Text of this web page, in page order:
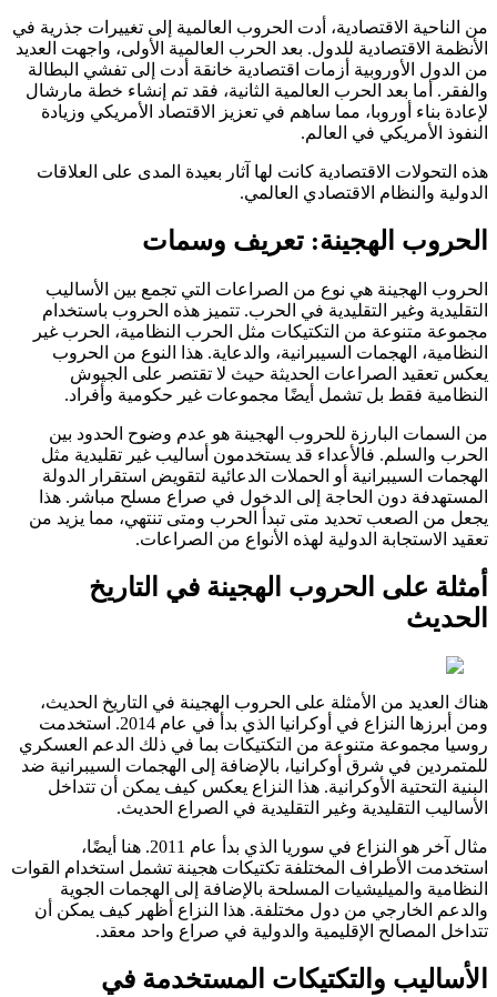
من الناحية الاقتصادية، أدت الحروب العالمية إلى تغييرات جذرية في
الأنظمة الاقتصادية للدول. بعد الحرب العالمية الأولى، واجهت العديد
من الدول الأوروبية أزمات اقتصادية خانقة أدت إلى تفشي البطالة
والفقر. أما بعد الحرب العالمية الثانية، فقد تم إنشاء خطة مارشال
لإعادة بناء أوروبا، مما ساهم في تعزيز الاقتصاد الأمريكي وزيادة
النفوذ الأمريكي في العالم.
هذه التحولات الاقتصادية كانت لها آثار بعيدة المدى على العلاقات
الدولية والنظام الاقتصادي العالمي.
الحروب الهجينة: تعريف وسمات
الحروب الهجينة هي نوع من الصراعات التي تجمع بين الأساليب
التقليدية وغير التقليدية في الحرب. تتميز هذه الحروب باستخدام
مجموعة متنوعة من التكتيكات مثل الحرب النظامية، الحرب غير
النظامية، الهجمات السيبرانية، والدعاية. هذا النوع من الحروب
يعكس تعقيد الصراعات الحديثة حيث لا تقتصر على الجيوش
النظامية فقط بل تشمل أيضًا مجموعات غير حكومية وأفراد.
من السمات البارزة للحروب الهجينة هو عدم وضوح الحدود بين
الحرب والسلم. فالأعداء قد يستخدمون أساليب غير تقليدية مثل
الهجمات السيبرانية أو الحملات الدعائية لتقويض استقرار الدولة
المستهدفة دون الحاجة إلى الدخول في صراع مسلح مباشر. هذا
يجعل من الصعب تحديد متى تبدأ الحرب ومتى تنتهي، مما يزيد من
تعقيد الاستجابة الدولية لهذه الأنواع من الصراعات.
أمثلة على الحروب الهجينة في التاريخ
الحديث
هناك العديد من الأمثلة على الحروب الهجينة في التاريخ الحديث،
ومن أبرزها النزاع في أوكرانيا الذي بدأ في عام 2014. استخدمت
روسيا مجموعة متنوعة من التكتيكات بما في ذلك الدعم العسكري
للمتمردين في شرق أوكرانيا، بالإضافة إلى الهجمات السيبرانية ضد
البنية التحتية الأوكرانية. هذا النزاع يعكس كيف يمكن أن تتداخل
الأساليب التقليدية وغير التقليدية في الصراع الحديث.
مثال آخر هو النزاع في سوريا الذي بدأ عام 2011. هنا أيضًا،
استخدمت الأطراف المختلفة تكتيكات هجينة تشمل استخدام القوات
النظامية والميليشيات المسلحة بالإضافة إلى الهجمات الجوية
والدعم الخارجي من دول مختلفة. هذا النزاع أظهر كيف يمكن أن
تتداخل المصالح الإقليمية والدولية في صراع واحد معقد.
الأساليب والتكتيكات المستخدمة في